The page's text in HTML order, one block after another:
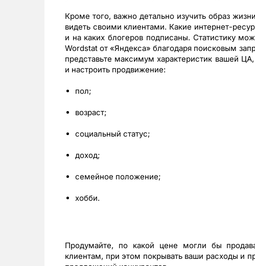
Кроме того, важно детально изучить образ
видеть своими клиентами. Какие интернет-
и на каких блогеров подписаны. Статистику
Wordstat от «Яндекса» благодаря поисковым
представьте максимум характеристик вашей
и настроить продвижение:
пол;
возраст;
социальный статус;
доход;
семейное положение;
хобби.
Продумайте, по какой цене могли бы
клиентам, при этом покрывать ваши расходы и